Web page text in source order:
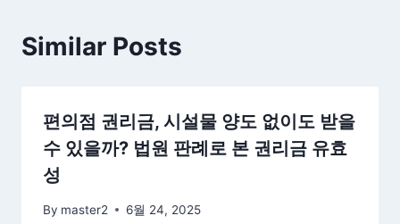
Similar Posts
편의점 권리금, 시설물 양도 없이도 받을
수 있을까? 법원 판례로 본 권리금 유효
성
By master2 6월 24, 2025